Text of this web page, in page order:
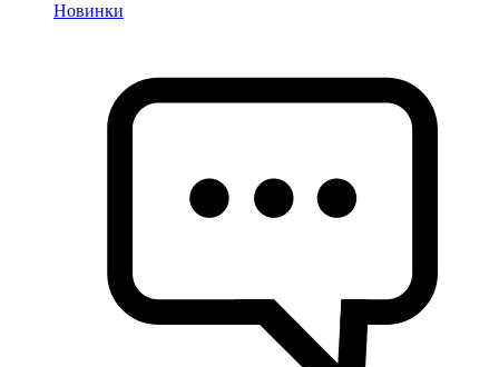
Новинки